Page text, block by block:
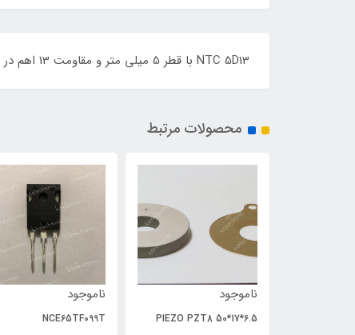
NTC 5D13 با قطر 5 میلی متر و مقاومت 13 اهم در دمای 25 درجه می باشد
محصولات مرتبط
ناموجود
PIEZO PZT8 50*17*6.5
ناموجود
NCE65TF099T